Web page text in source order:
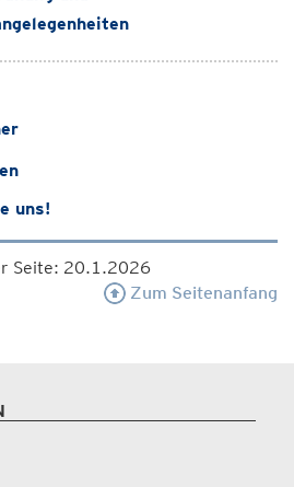
uns!
Seite: 20.1.2026
Zum Seitenanfang